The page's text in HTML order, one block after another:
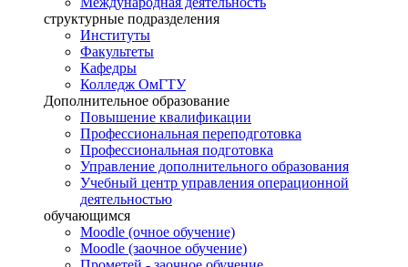
структурные подразделения
Институты
Факультеты
Кафедры
Колледж ОмГТУ
Дополнительное образование
Повышение квалификации
Профессиональная переподготовка
Профессиональная подготовка
Управление дополнительного образования
Учебный центр управления операционной
деятельностью
обучающимся
Moodle (очное обучение)
Moodle (заочное обучение)